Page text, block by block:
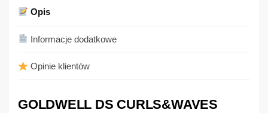
Opis
Informacje dodatkowe
Opinie klientów
GOLDWELL DS CURLS&WAVES